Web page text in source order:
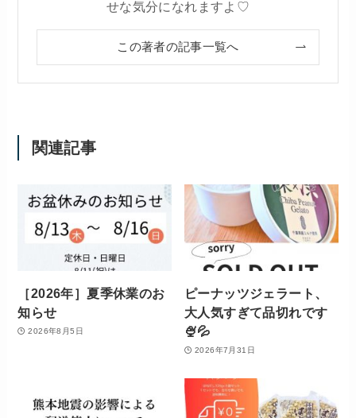
せな気分になれますよ♡
この著者の記事一覧へ
関連記事
［2026年］夏季休業のお
知らせ
2026年8月5日
ピーナッツジェラート、
大人気すぎて品切れです
🍨💦
2026年7月31日